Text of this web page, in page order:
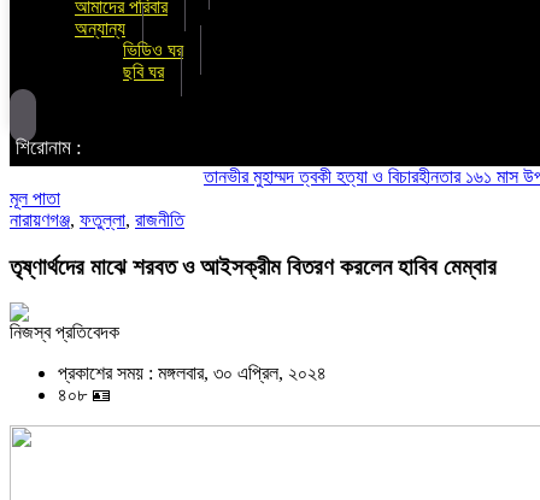
আমাদের পরিবার
অন্যান্য
ভিডিও ঘর
ছবি ঘর
শিরোনাম :
তানভীর মুহাম্মদ ত্বকী হত্যা ও বিচারহীনতার ১৬১ মাস
মূল পাতা
নারায়ণগঞ্জ, ফতুল্লা, রাজনীতি
তৃষ্ণার্থদের মাঝে শরবত ও আইসক্রীম বিতরণ করলেন হাবিব মেম্বার
নিজস্ব প্রতিবেদক
প্রকাশের সময় : মঙ্গলবার, ৩০ এপ্রিল, ২০২৪
৪০৮ 🪪